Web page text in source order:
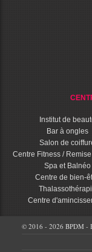
Institut de
Bar à ongles
Salon de
Centre Fitness /
Spa et Balnéo
Centre de bien-
Centre
© 2016 - 2026 BPDM -